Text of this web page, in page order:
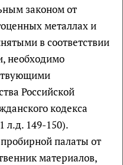
законом от
металлах и
в соответствии
необходимо
Российской
кодекса
л.д. 149-150).
палаты от
материалов,